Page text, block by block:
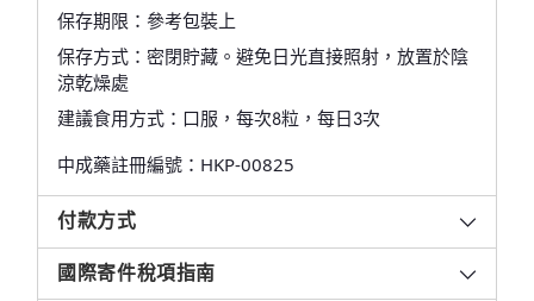
保存期限：參考包裝上
保存方式：密閉貯藏。避免日光直接照射，放置於陰
涼乾燥處
建議食用方式：口服，每次8粒，每日3次
中成藥註冊編號：HKP-00825
付款方式
國際寄件稅項指南